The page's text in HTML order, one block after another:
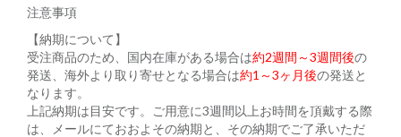
注意事項
【納期について】
受注商品のため、国内在庫がある場合は約2週間～3週間後の
発送、海外より取り寄せとなる場合は約1～3ヶ月後の発送と
なります。
上記納期は目安です。ご用意に3週間以上お時間を頂戴する際
は、メールにておおよその納期と、その納期でご了承いただ